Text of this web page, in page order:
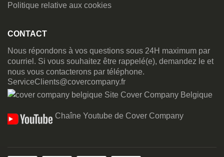
Politique relative aux cookies
CONTACT
Nous répondons à vos questions sous 24H maximum par
courriel. Si vous souhaitez être rappelé(e), demandez le et
nous vous contacterons par téléphone.
ServiceClients@covercompany.fr
Site Cover Company Belgique
Chaîne Youtube de Cover Company